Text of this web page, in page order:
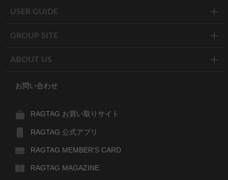
USER GUIDE
GROUP SITE
ABOUT US
お問い合わせ
RAGTAG お買い取りサイト
RAGTAG 公式アプリ
RAGTAG MEMBER'S CARD
RAGTAG MAGAZINE